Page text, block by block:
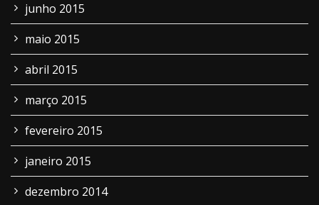
junho 2015
maio 2015
abril 2015
março 2015
fevereiro 2015
janeiro 2015
dezembro 2014